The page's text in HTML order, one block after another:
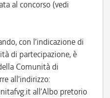
al concorso (vedi
con l’indicazione di
di partecipazione, è
Comunità di
all’indirizzo:
all’Albo pretorio